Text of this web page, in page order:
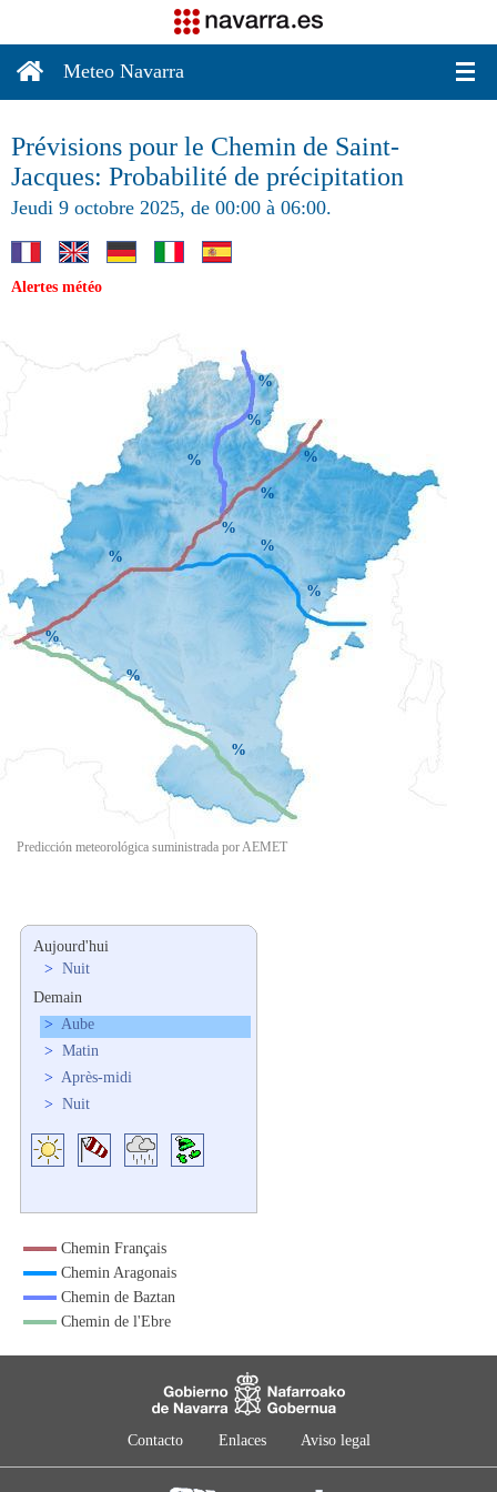
Meteo Navarra
Prévisions pour le Chemin de Saint-
Jacques: Probabilité de précipitation
Jeudi 9 octobre 2025, de 00:00 à 06:00.
Alertes météo
%
%
%
%
%
%
%
%
%
%
%
%
Predicción meteorológica suministrada por AEMET
Aujourd'hui
> Nuit
Demain
> Aube
> Matin
> Après-midi
> Nuit
Chemin Français
Chemin Aragonais
Chemin de Baztan
Chemin de l'Ebre
Contacto Enlaces Aviso legal